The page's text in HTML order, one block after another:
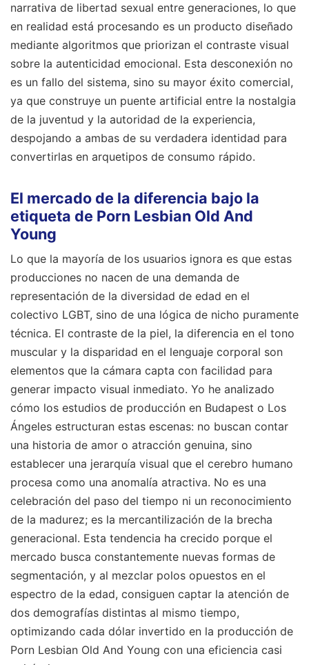
narrativa de libertad sexual entre generaciones, lo que
en realidad está procesando es un producto diseñado
mediante algoritmos que priorizan el contraste visual
sobre la autenticidad emocional. Esta desconexión no
es un fallo del sistema, sino su mayor éxito comercial,
ya que construye un puente artificial entre la nostalgia
de la juventud y la autoridad de la experiencia,
despojando a ambas de su verdadera identidad para
convertirlas en arquetipos de consumo rápido.
El mercado de la diferencia bajo la
etiqueta de Porn Lesbian Old And
Young
Lo que la mayoría de los usuarios ignora es que estas
producciones no nacen de una demanda de
representación de la diversidad de edad en el
colectivo LGBT, sino de una lógica de nicho puramente
técnica. El contraste de la piel, la diferencia en el tono
muscular y la disparidad en el lenguaje corporal son
elementos que la cámara capta con facilidad para
generar impacto visual inmediato. Yo he analizado
cómo los estudios de producción en Budapest o Los
Ángeles estructuran estas escenas: no buscan contar
una historia de amor o atracción genuina, sino
establecer una jerarquía visual que el cerebro humano
procesa como una anomalía atractiva. No es una
celebración del paso del tiempo ni un reconocimiento
de la madurez; es la mercantilización de la brecha
generacional. Esta tendencia ha crecido porque el
mercado busca constantemente nuevas formas de
segmentación, y al mezclar polos opuestos en el
espectro de la edad, consiguen captar la atención de
dos demografías distintas al mismo tiempo,
optimizando cada dólar invertido en la producción de
Porn Lesbian Old And Young con una eficiencia casi